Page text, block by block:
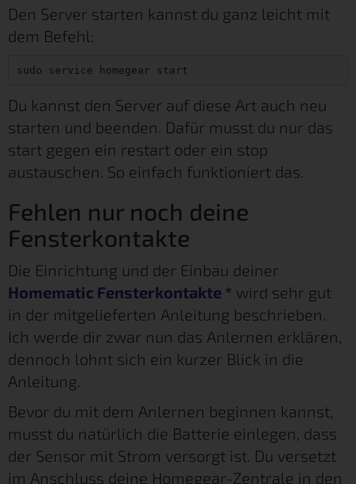
Den Server starten kannst du ganz leicht mit
dem Befehl:
sudo service homegear start
Du kannst den Server auf diese Art auch neu
starten und beenden. Dafür musst du nur das
start gegen ein restart oder ein stop
austauschen. So einfach funktioniert das.
Fehlen nur noch deine
Fensterkontakte
Die Einrichtung und der Einbau deiner
Homematic Fensterkontakte * wird sehr gut
in der mitgelieferten Anleitung beschrieben.
Ich werde dir zwar nun das Anlernen erklären,
dennoch lohnt sich ein kurzer Blick in die
Anleitung.
Bevor du mit dem Anlernen beginnen kannst,
musst du natürlich die Batterie einlegen, dass
der Sensor mit Strom versorgt ist. Du versetzt
im Anschluss deine Homegear-Zentrale in den